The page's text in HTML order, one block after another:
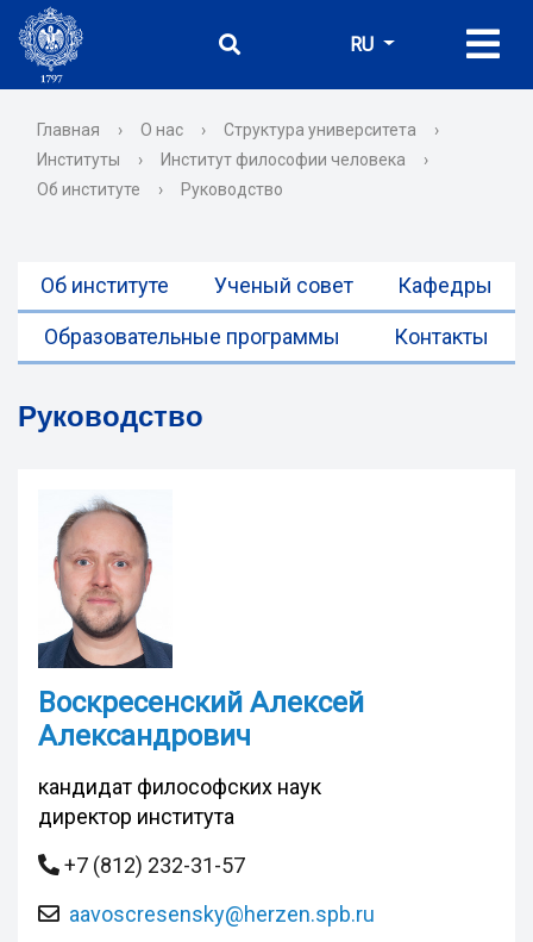
RU
Главная › О нас › Структура университета
›
Институты
› Институт философии человека
›
Об институте
› Руководство
Об институте Ученый совет Кафедры
Образовательные программы Контакты
Руководство
Воскресенский Алексей
Александрович
кандидат философских наук
директор института
+7 (812) 232-31-57
aavoscresensky@herzen.spb.ru